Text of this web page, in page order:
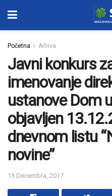
Početna Arhiva
Javni konkurs
imenovanje
ustanove Dom
objavljen
dnevnom listu
novine”
13 Decembra, 2017